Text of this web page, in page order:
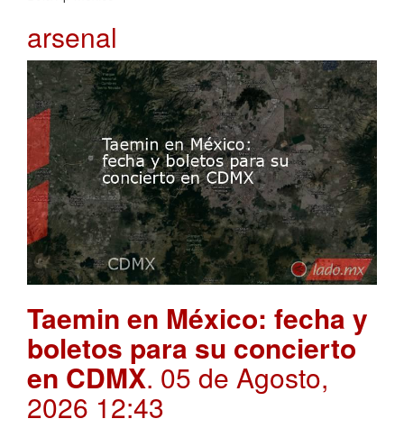
arsenal
Taemin en México: fecha y
boletos para su concierto
en CDMX. 05 de Agosto,
2026 12:43